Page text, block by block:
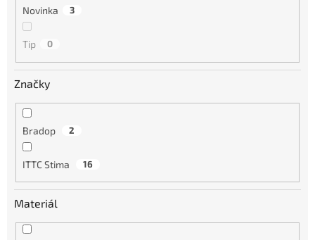
Novinka 3
Tip 0
Značky
Bradop 2
ITTC Stima 16
Materiál